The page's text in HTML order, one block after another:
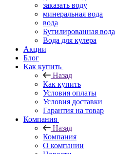
заказать воду
минеральная вода
вода
Бутилированная вода
Вода для кулера
Акции
Блог
Как купить
Назад
Как купить
Условия оплаты
Условия доставки
Гарантия на товар
Компания
Назад
Компания
О компании